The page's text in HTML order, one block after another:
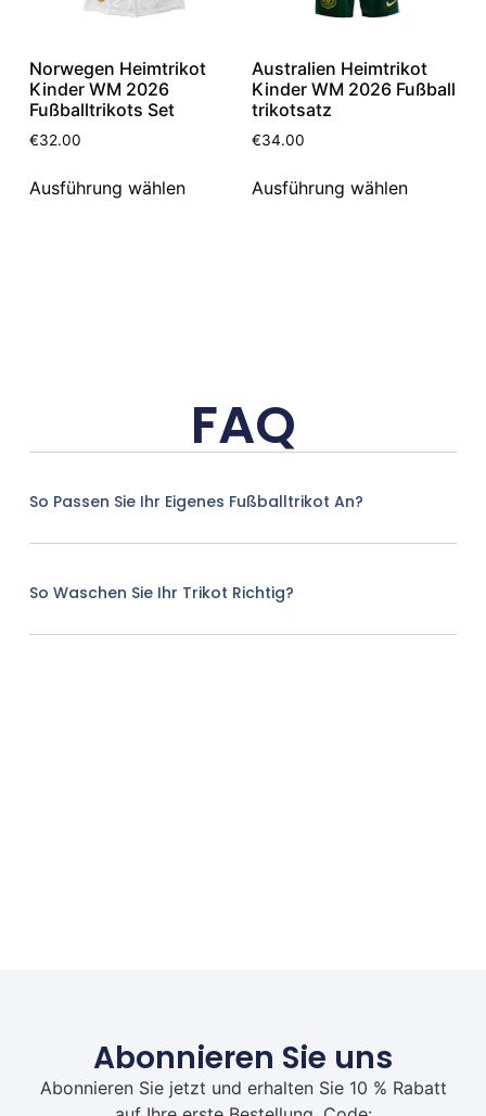
Norwegen Heimtrikot
Kinder WM 2026
Fußballtrikots Set
€32.00
Ausführung wählen
Australien Heimtrikot
Kinder WM 2026 Fußball
trikotsatz
€34.00
Ausführung wählen
FAQ
So Passen Sie Ihr Eigenes Fußballtrikot An?
So Waschen Sie Ihr Trikot Richtig?
Abonnieren Sie uns
Abonnieren Sie jetzt und erhalten Sie 10 % Rabatt